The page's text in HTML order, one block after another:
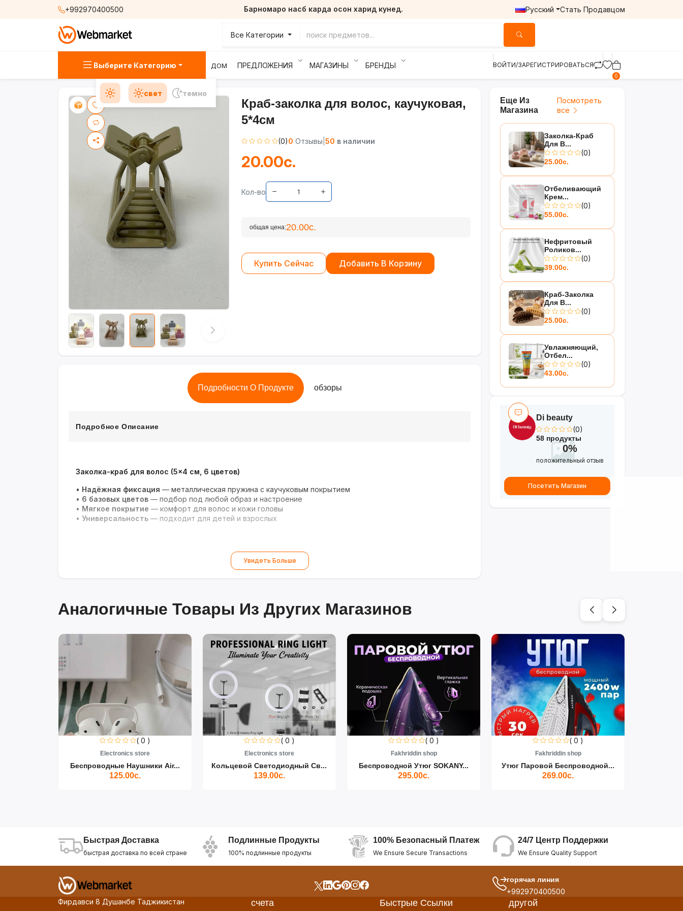
+992970400500 Барномаро насб карда осон харид кунед. Русский Стать Продавцом
Все Категории
Выберите Категорию ДОМ ПРЕДЛОЖЕНИЯ МАГАЗИНЫ БРЕНДЫ ВОЙТИ/ЗАРЕГИСТРИРОВАТЬСЯ
0
свет темно
Краб-заколка для волос, каучуковая,
5*4см
(0)0 Отзывы 50 в наличии
20.00с.
Кол-во
общая цена:20.00с.
Купить Сейчас Добавить В Корзину
Подробности О Продукте обзоры
Подробное Описание
Заколка-краб для волос (5×4 см, 6 цветов)
• Надёжная фиксация — металлическая пружина с каучуковым покрытием
• 6 базовых цветов — подбор под любой образ и настроение
• Мягкое покрытие — комфорт для волос и кожи головы
• Универсальность — подходит для детей и взрослых
Увидеть Больше
Еще Из
Магазина
Посмотреть
все
Заколка-Краб
Для В...
(0)
25.00с.
Отбеливающий
Крем...
(0)
55.00с.
Нефритовый
Роликов...
(0)
39.00с.
Краб-Заколка
Для В...
(0)
25.00с.
Увлажняющий,
Отбел...
(0)
43.00с.
Di beauty
(0)
58 продукты
0%
положительный отзыв
Посетить Магазин
Аналогичные Товары Из Других Магазинов
( 0 )
Electronics store
Беспроводные Наушники Air...
125.00с.
( 0 )
Electronics store
Кольцевой Светодиодный Св...
139.00с.
( 0 )
Fakhriddin shop
Беспроводной Утюг SOKANY...
295.00с.
( 0 )
Fakhriddin shop
Утюг Паровой Беспроводной...
269.00с.
Быстрая Доставка
быстрая доставка по всей стране
Подлинные Продукты
100% подлинные продукты
100% Безопасный Платеж
We Ensure Secure Transactions
24/7 Центр Поддержки
We Ensure Quality Support
горячая линия
+992970400500
Фирдавси 8 Душанбе Таджикистан
счета Быстрые Ссылки другой